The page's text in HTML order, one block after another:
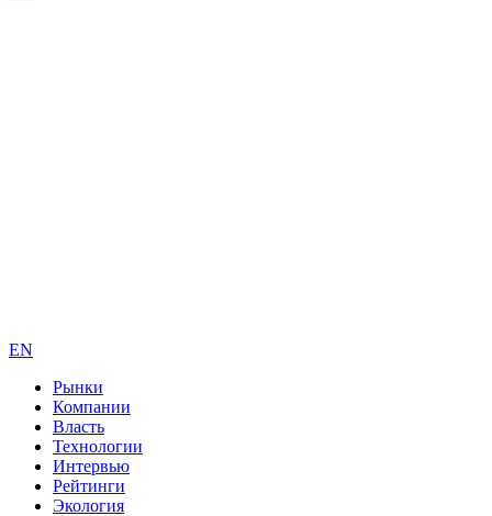
EN
Рынки
Компании
Власть
Технологии
Интервью
Рейтинги
Экология